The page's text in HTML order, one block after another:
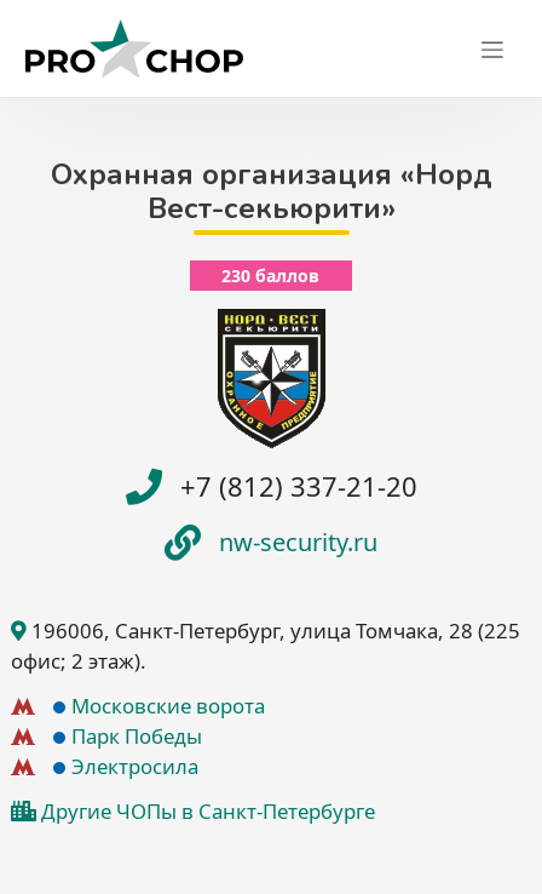
content
Охранная организация «Норд
Вест-секьюрити»
230 баллов
+7 (812) 337-21-20
nw-security.ru
196006, Санкт-Петербург, улица Томчака, 28 (225
офис; 2 этаж).
Московские ворота
Парк Победы
Электросила
Другие ЧОПы в Санкт-Петербурге